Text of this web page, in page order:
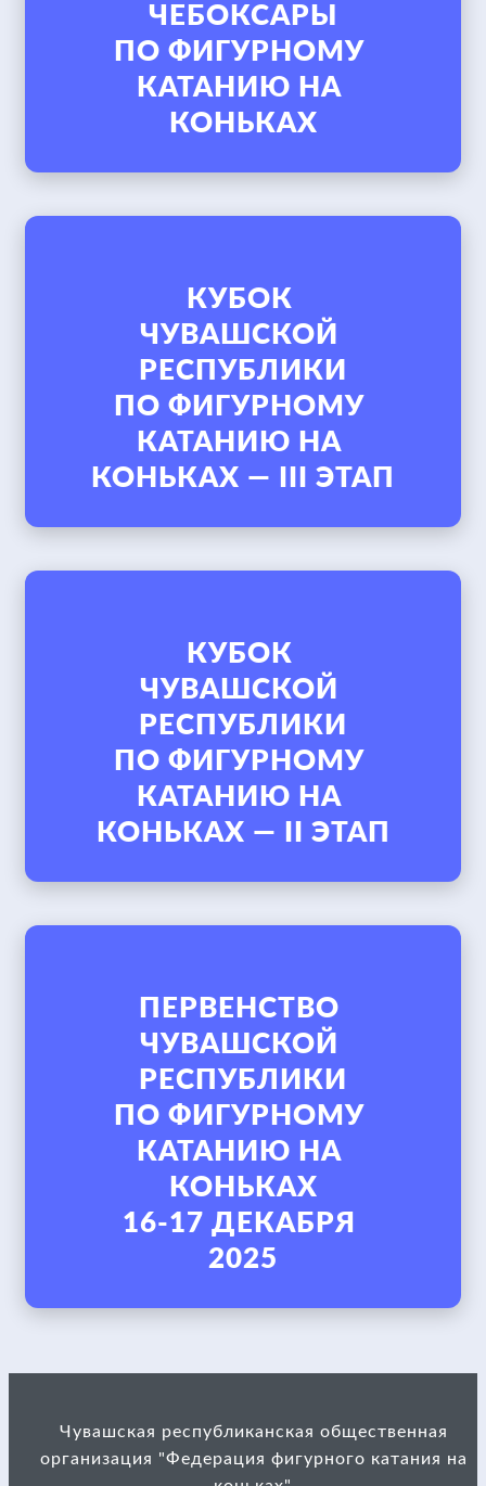
ЧЕБОКСАРЫ
ПО ФИГУРНОМУ
КАТАНИЮ НА
КУБОК
ЧУВАШСКОЙ
РЕСПУБЛИКИ
ПО ФИГУРНОМУ
КАТАНИЮ НА
КУБОК
ЧУВАШСКОЙ
РЕСПУБЛИКИ
ПО ФИГУРНОМУ
КАТАНИЮ НА
ПЕРВЕНСТВО
ЧУВАШСКОЙ
РЕСПУБЛИКИ
ПО ФИГУРНОМУ
КАТАНИЮ НА
КОНЬКАХ
16-17 ДЕКАБРЯ
Чувашская республиканская общественная
организация "Федерация фигурного катания на